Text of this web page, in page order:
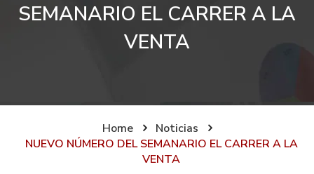
SEMANARIO EL CARRER A LA
VENTA
Home
Noticias
NUEVO NÚMERO DEL SEMANARIO EL CARRER A LA
VENTA